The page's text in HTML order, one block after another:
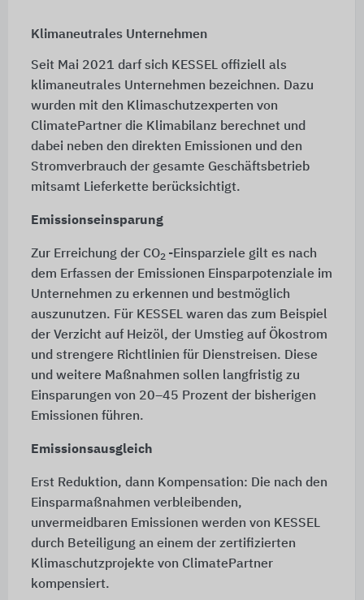
Klimaneutrales Unternehmen
Seit Mai 2021 darf sich KESSEL offiziell als
klimaneutrales Unternehmen bezeichnen. Dazu
wurden mit den Klimaschutzexperten von
ClimatePartner die Klimabilanz berechnet und
dabei neben den direkten Emissionen und den
Stromverbrauch der gesamte Geschäftsbetrieb
mitsamt Lieferkette berücksichtigt.
Emissionseinsparung
Zur Erreichung der CO2 -Einsparziele gilt es nach
dem Erfassen der Emissionen Einsparpotenziale im
Unternehmen zu erkennen und bestmöglich
auszunutzen. Für KESSEL waren das zum Beispiel
der Verzicht auf Heizöl, der Umstieg auf Ökostrom
und strengere Richtlinien für Dienstreisen. Diese
und weitere Maßnahmen sollen langfristig zu
Einsparungen von 20–45 Prozent der bisherigen
Emissionen führen.
Emissionsausgleich
Erst Reduktion, dann Kompensation: Die nach den
Einsparmaßnahmen verbleibenden,
unvermeidbaren Emissionen werden von KESSEL
durch Beteiligung an einem der zertifizierten
Klimaschutzprojekte von ClimatePartner
kompensiert.